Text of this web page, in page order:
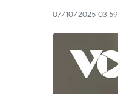
07/10/2025 03:59